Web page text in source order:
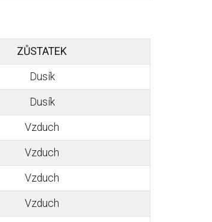
ZŮSTATEK
Dusík
Dusík
Vzduch
Vzduch
Vzduch
Vzduch